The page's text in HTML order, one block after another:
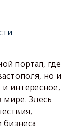
портал, где
но и
интересное,
мире. Здесь